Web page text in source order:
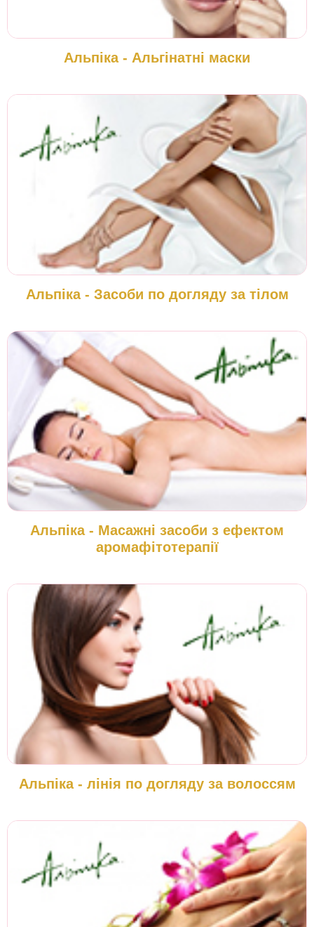
Альпіка - Альгінатні маски
Альпіка - Засоби по догляду за тілом
Альпіка - Масажні засоби з ефектом
аромафітотерапії
Альпіка - лінія по догляду за волоссям